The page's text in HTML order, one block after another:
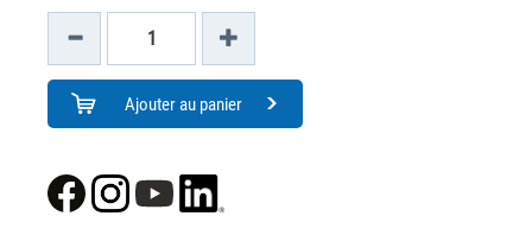
Ajouter au panier